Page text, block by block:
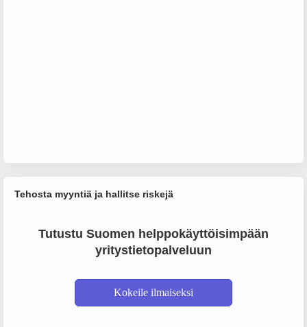
Tehosta myyntiä ja hallitse riskejä
Tutustu Suomen helppokäyttöisimpään
yritystietopalveluun
Kokeile ilmaiseksi